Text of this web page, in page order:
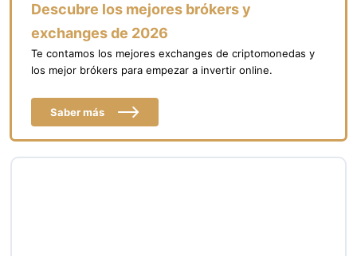
Descubre los mejores brókers y
exchanges de 2026
Te contamos los mejores exchanges de criptomonedas y
los mejor brókers para empezar a invertir online.
Saber más